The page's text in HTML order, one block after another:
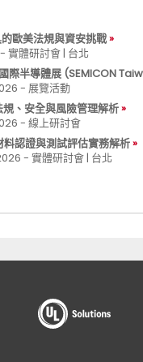
歐美法規與資安挑戰
實體研討會 | 台北
際半導體展 (SEMICON
- 展覽活動
、安全與風險管理解析
- 線上研討會
料認證與測試評估實務解析
- 實體研討會 | 台北